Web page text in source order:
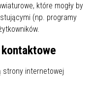
które mogły by
(np. programy
strony internetowej